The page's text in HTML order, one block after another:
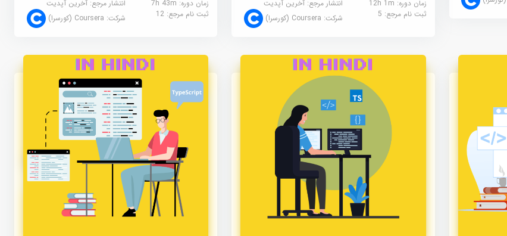
زمان دوره: 12h 1m
انتشار مرجع: آخرین آپدیت
ثبت نام مرجع: 5 شرکت: Coursera (کورسرا)
زمان دوره: 7h 43m
انتشار مرجع:آخرین آپدیت
ثبت نام مرجع: 12 شرکت: Coursera (کورسرا)